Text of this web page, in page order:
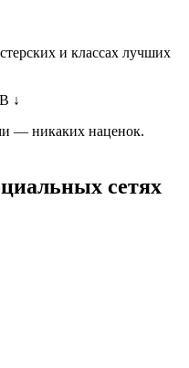
и классах лучших
↓
— никаких наценок.
сетях